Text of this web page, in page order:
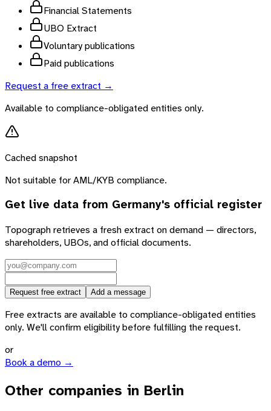
Financial Statements
UBO Extract
Voluntary publications
Paid publications
Request a free extract →
Available to compliance-obligated entities only.
Cached snapshot
Not suitable for AML/KYB compliance.
Get live data from Germany's official register
Topograph retrieves a fresh extract on demand — directors,
shareholders, UBOs, and official documents.
Request free extract Add a message
Free extracts are available to compliance-obligated entities
only. We'll confirm eligibility before fulfilling the request.
or
Book a demo →
Other companies in Berlin